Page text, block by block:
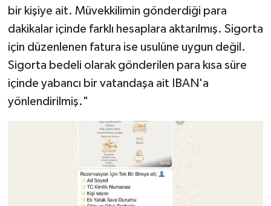
bir kişiye ait. Müvekkilimin gönderdiği para
dakikalar içinde farklı hesaplara aktarılmış. Sigorta
için düzenlenen fatura ise usulüne uygun değil.
Sigorta bedeli olarak gönderilen para kısa süre
içinde yabancı bir vatandaşa ait IBAN'a
yönlendirilmiş."